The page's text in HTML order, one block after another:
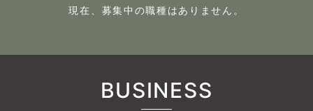
現在、募集中の職種はありません。
BUSINESS